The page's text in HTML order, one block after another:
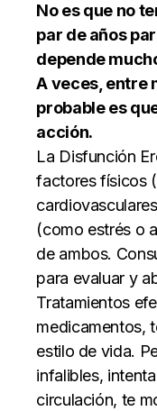
No es que no
par de años
depende
A veces, entre
probable es
acción.
La Disfunción
factores físicos
(como estrés o
de ambos.
para evaluar y
Tratamientos
medicamentos,
estilo de vida.
infalibles,
circulación, te